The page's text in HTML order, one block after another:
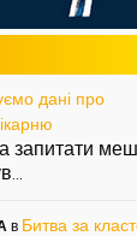
дані про
запитати
в Битва за